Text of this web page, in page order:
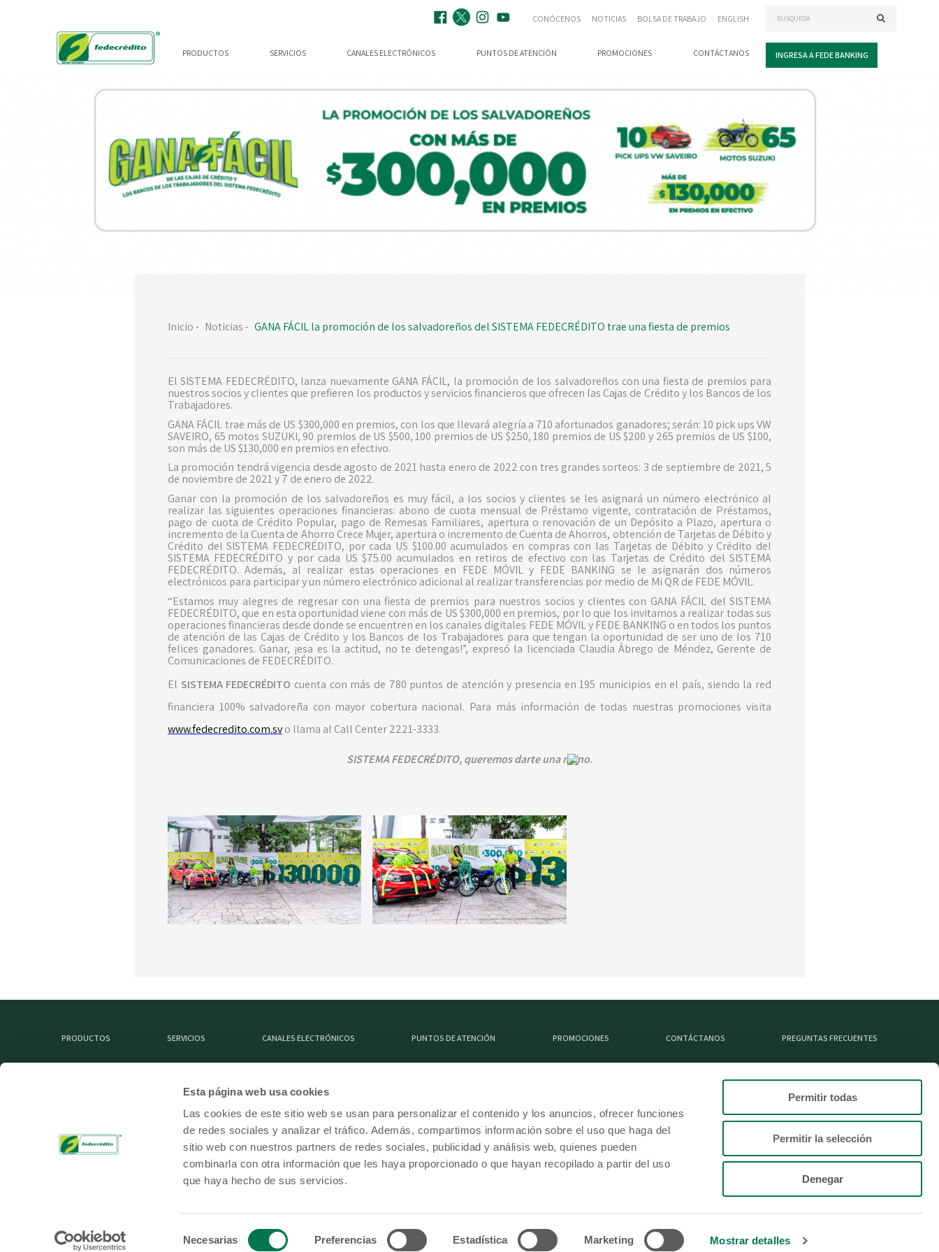
Esta página web usa cookies
Las cookies de este sitio web se usan para personalizar el contenido y los anuncios, ofrecer funciones
de redes sociales y analizar el tráfico. Además, compartimos información sobre el uso que haga del
sitio web con nuestros partners de redes sociales, publicidad y análisis web, quienes pueden
combinarla con otra información que les haya proporcionado o que hayan recopilado a partir del uso
que haya hecho de sus servicios.
Necesarias Preferencias Estadística Marketing Mostrar detalles
Permitir todas
Permitir la selección
Denegar
CONÓCENOS NOTICIAS BOLSA DE TRABAJO ENGLISH
PRODUCTOS SERVICIOS CANALES ELECTRÓNICOS PUNTOS DE ATENCIÓN PROMOCIONES CONTÁCTANOS INGRESA A FEDE BANKING
Inicio- Noticias- GANA FÁCIL la promoción de los salvadoreños del SISTEMA FEDECRÉDITO trae una fiesta de premios
El SISTEMA FEDECRÉDITO, lanza nuevamente GANA FÁCIL, la promoción de los salvadoreños con una fiesta de premios para
nuestros socios y clientes que prefieren los productos y servicios financieros que ofrecen las Cajas de Crédito y los Bancos de los
Trabajadores.
GANA FÁCIL trae más de US $300,000 en premios, con los que llevará alegría a 710 afortunados ganadores; serán: 10 pick ups VW
SAVEIRO, 65 motos SUZUKI, 90 premios de US $500, 100 premios de US $250, 180 premios de US $200 y 265 premios de US $100,
son más de US $130,000 en premios en efectivo.
La promoción tendrá vigencia desde agosto de 2021 hasta enero de 2022 con tres grandes sorteos: 3 de septiembre de 2021, 5
de noviembre de 2021 y 7 de enero de 2022.
Ganar con la promoción de los salvadoreños es muy fácil, a los socios y clientes se les asignará un número electrónico al
realizar las siguientes operaciones financieras: abono de cuota mensual de Préstamo vigente, contratación de Préstamos,
pago de cuota de Crédito Popular, pago de Remesas Familiares, apertura o renovación de un Depósito a Plazo, apertura o
incremento de la Cuenta de Ahorro Crece Mujer, apertura o incremento de Cuenta de Ahorros, obtención de Tarjetas de Débito y
Crédito del SISTEMA FEDECRÉDITO, por cada US $100.00 acumulados en compras con las Tarjetas de Débito y Crédito del
SISTEMA FEDECRÉDITO y por cada US $75.00 acumulados en retiros de efectivo con las Tarjetas de Crédito del SISTEMA
FEDECRÉDITO. Además, al realizar estas operaciones en FEDE MÓVIL y FEDE BANKING se le asignarán dos números
electrónicos para participar y un número electrónico adicional al realizar transferencias por medio de Mi QR de FEDE MÓVIL.
“Estamos muy alegres de regresar con una fiesta de premios para nuestros socios y clientes con GANA FÁCIL del SISTEMA
FEDECRÉDITO, que en esta oportunidad viene con más de US $300,000 en premios, por lo que los invitamos a realizar todas sus
operaciones financieras desde donde se encuentren en los canales digitales FEDE MÓVIL y FEDE BANKING o en todos los puntos
de atención de las Cajas de Crédito y los Bancos de los Trabajadores para que tengan la oportunidad de ser uno de los 710
felices ganadores. Ganar, ¡esa es la actitud, no te detengas!”, expresó la licenciada Claudia Ábrego de Méndez, Gerente de
Comunicaciones de FEDECRÉDITO.
El SISTEMA FEDECRÉDITO cuenta con más de 780 puntos de atención y presencia en 195 municipios en el país, siendo la red
financiera 100% salvadoreña con mayor cobertura nacional. Para más información de todas nuestras promociones visita
www.fedecredito.com.svo llama al Call Center 2221-3333.
SISTEMA FEDECRÉDITO, queremos darte una mano.
PRODUCTOS SERVICIOS CANALES ELECTRÓNICOS PUNTOS DE ATENCIÓN PROMOCIONES CONTÁCTANOS PREGUNTAS FRECUENTES
FEDECRÉDITO Derechos Reservados 2026 Telefono de contacto: (503) (503) 2221 - 3333 Correo electrónico: informacion@fedecredito.com.sv